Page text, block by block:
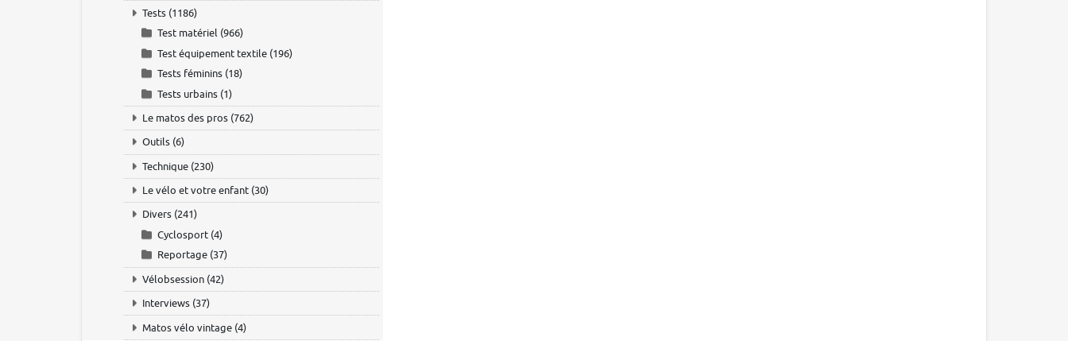
Tests (1186)
Test matériel (966)
Test équipement textile (196)
Tests féminins (18)
Tests urbains (1)
Le matos des pros (762)
Outils (6)
Technique (230)
Le vélo et votre enfant (30)
Divers (241)
Cyclosport (4)
Reportage (37)
Vélobsession (42)
Interviews (37)
Matos vélo vintage (4)